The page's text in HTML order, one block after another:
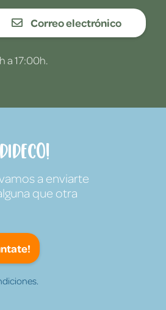
Correo electrónico
a 17:00h.
a enviarte
que otra